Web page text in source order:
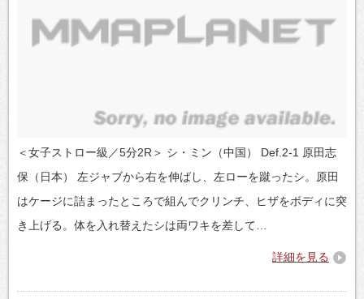
＜女子ストロー級／5分2R＞ シ・ミン（中国） Def.2-1 原田志
保（日本） 左ジャブから右を伸ばし、左ローを蹴ったシ。原田
はケージに詰まったところで組んでクリンチ、ヒザをボディに突
き上げる。体を入れ替えたシは両ワキを差して…
詳細を見る